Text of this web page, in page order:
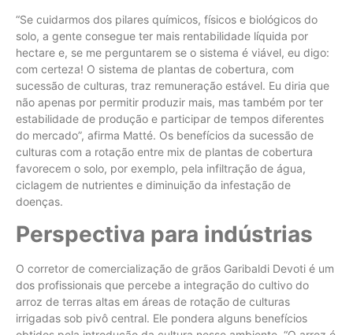
“Se cuidarmos dos pilares químicos, físicos e biológicos do
solo, a gente consegue ter mais rentabilidade líquida por
hectare e, se me perguntarem se o sistema é viável, eu digo:
com certeza! O sistema de plantas de cobertura, com
sucessão de culturas, traz remuneração estável. Eu diria que
não apenas por permitir produzir mais, mas também por ter
estabilidade de produção e participar de tempos diferentes
do mercado”, afirma Matté. Os benefícios da sucessão de
culturas com a rotação entre mix de plantas de cobertura
favorecem o solo, por exemplo, pela infiltração de água,
ciclagem de nutrientes e diminuição da infestação de
doenças.
Perspectiva para indústrias
O corretor de comercialização de grãos Garibaldi Devoti é um
dos profissionais que percebe a integração do cultivo do
arroz de terras altas em áreas de rotação de culturas
irrigadas sob pivô central. Ele pondera alguns benefícios